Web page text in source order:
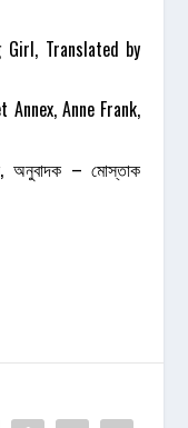
Girl, Translated by
Anne Frank,
অনুবাদক – মোস্তাক